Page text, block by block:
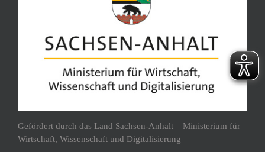
Gefördert durch das Land Sachsen-Anhalt – Ministerium für
Wirtschaft, Wissenschaft und Digitalisierung